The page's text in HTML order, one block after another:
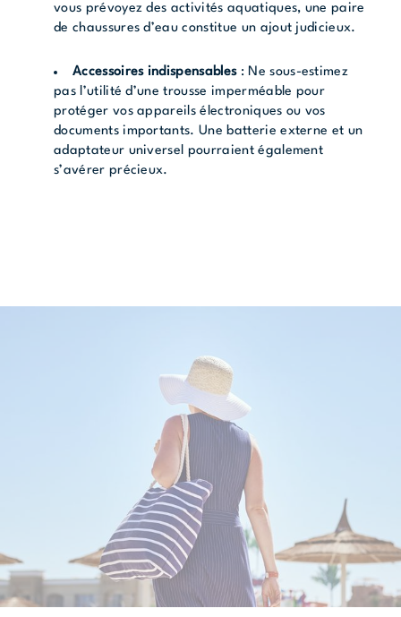
vous prévoyez des activités aquatiques, une paire
de chaussures d’eau constitue un ajout judicieux.
Accessoires indispensables: Ne sous-estimez
pas l’utilité d’une trousse imperméable pour
protéger vos appareils électroniques ou vos
documents importants. Une batterie externe et un
adaptateur universel pourraient également
s’avérer précieux.